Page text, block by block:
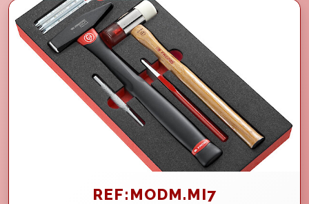
REF:MODM.MI7